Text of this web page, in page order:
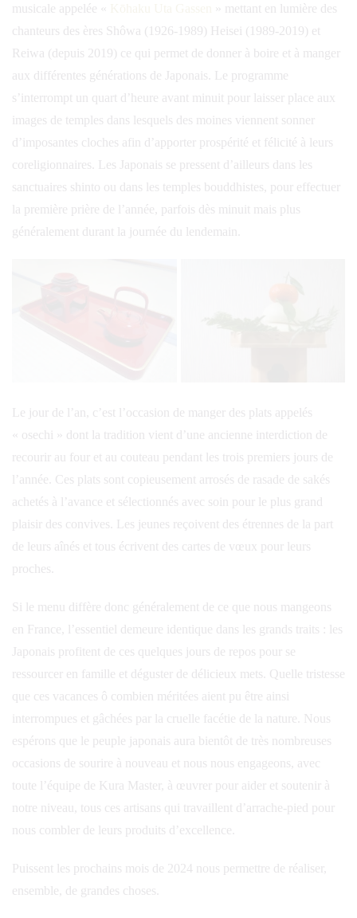
musicale appelée «
» mettant en lumière des
chanteurs des ères Shôwa (1926-1989) Heisei (1989-2019) et
Reiwa (depuis 2019) ce qui permet de donner à boire et à manger
aux différentes générations de Japonais. Le programme
s’interrompt un quart d’heure avant minuit pour laisser place aux
images de temples dans lesquels des moines viennent sonner
d’imposantes cloches afin d’apporter prospérité et félicité à leurs
coreligionnaires. Les Japonais se pressent d’ailleurs dans les
sanctuaires shinto ou dans les temples bouddhistes, pour effectuer
la première prière de l’année, parfois dès minuit mais plus
généralement durant la journée du lendemain.
Le jour de l’an, c’est l’occasion de manger des plats appelés
« osechi » dont la tradition vient d’une ancienne interdiction de
recourir au four et au couteau pendant les trois premiers jours de
l’année. Ces plats sont copieusement arrosés de rasade de sakés
achetés à l’avance et sélectionnés avec soin pour le plus grand
plaisir des convives. Les jeunes reçoivent des étrennes de la part
de leurs aînés et tous écrivent des cartes de vœux pour leurs
proches.
Si le menu diffère donc généralement de ce que nous mangeons
en France, l’essentiel demeure identique dans les grands traits : les
Japonais profitent de ces quelques jours de repos pour se
ressourcer en famille et déguster de délicieux mets. Quelle tristesse
que ces vacances ô combien méritées aient pu être ainsi
interrompues et gâchées par la cruelle facétie de la nature. Nous
espérons que le peuple japonais aura bientôt de très nombreuses
occasions de sourire à nouveau et nous nous engageons, avec
toute l’équipe de Kura Master, à œuvrer pour aider et soutenir à
notre niveau, tous ces artisans qui travaillent d’arrache-pied pour
nous combler de leurs produits d’excellence.
Puissent les prochains mois de 2024 nous permettre de réaliser,
ensemble, de grandes choses.